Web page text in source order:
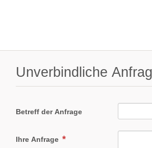
Unverbindliche
Betreff der Anfrage
Ihre Anfrage